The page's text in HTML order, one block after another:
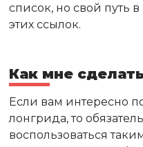
список, но свой путь
этих ссылок.
Как мне
Если вам интересно
лонгрида, то
воспользоваться